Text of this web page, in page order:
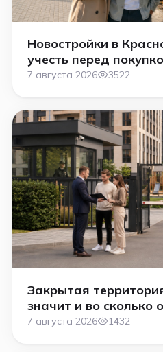
Новостройки в
учесть перед
7 августа 2026 3522
Закрытая
значит и во сколько
7 августа 2026 1432